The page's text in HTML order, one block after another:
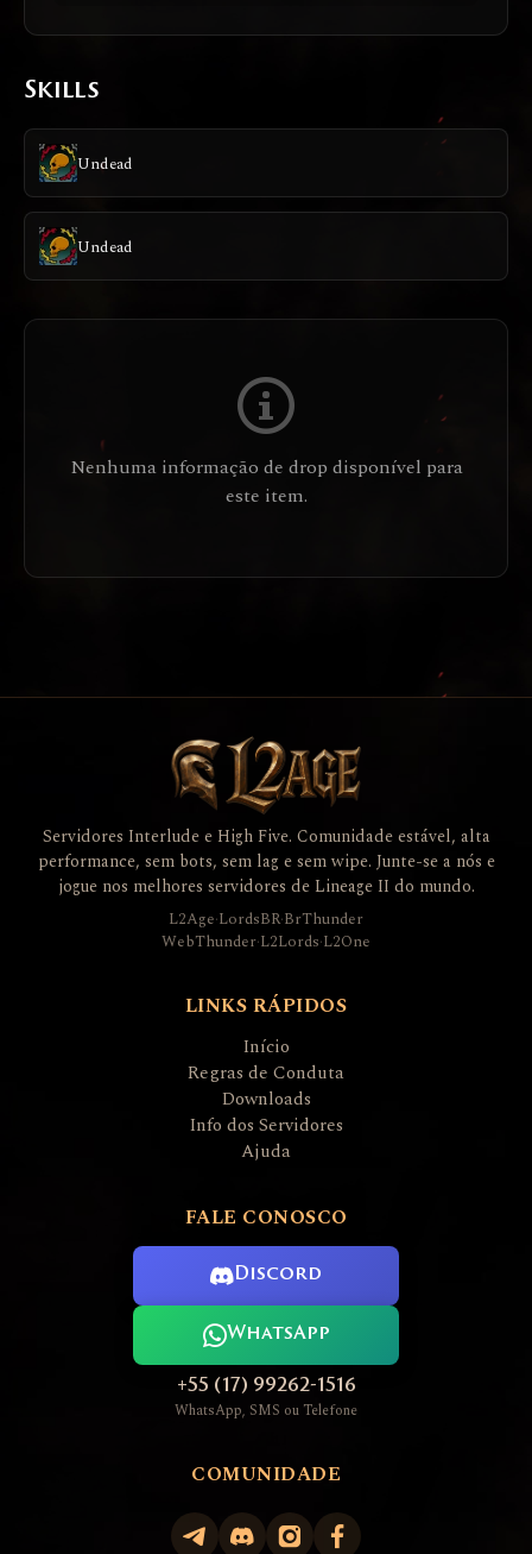
Skills
Undead
Undead
Nenhuma informação de drop disponível para
este item.
Servidores Interlude e High Five. Comunidade estável, alta
performance, sem bots, sem lag e sem wipe. Junte-se a nós e
jogue nos melhores servidores de Lineage II do mundo.
L2Age·LordsBR·BrThunder
WebThunder·L2Lords·L2One
LINKS RÁPIDOS
Início
Regras de Conduta
Downloads
Info dos Servidores
Ajuda
FALE CONOSCO
Discord
WhatsApp
+55 (17) 99262-1516
WhatsApp, SMS ou Telefone
COMUNIDADE